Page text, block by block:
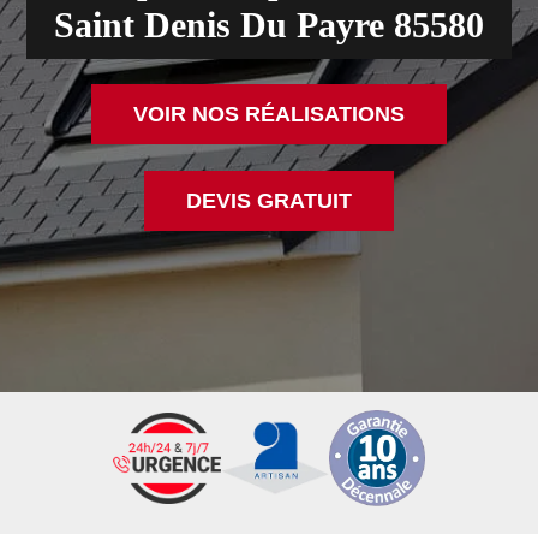
Saint Denis Du Payre 85580
VOIR NOS RÉALISATIONS
DEVIS GRATUIT